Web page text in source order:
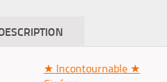
★ Incontournable ★